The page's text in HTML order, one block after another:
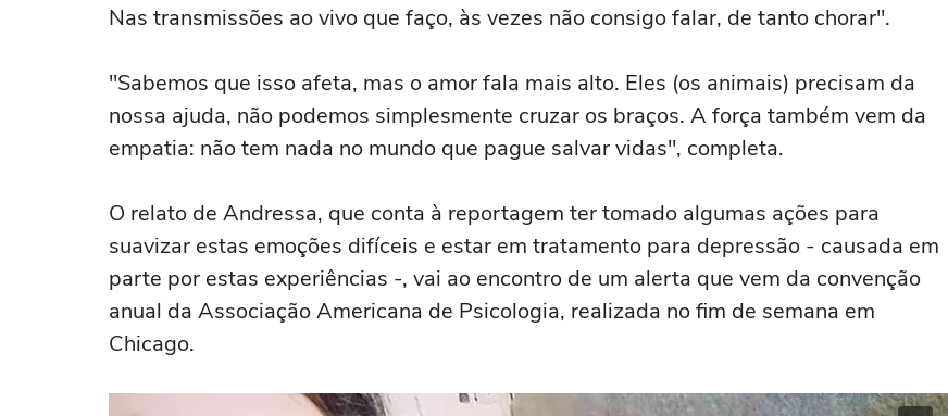
Nas transmissões ao vivo que faço, às vezes não consigo falar, de tanto chorar".
"Sabemos que isso afeta, mas o amor fala mais alto. Eles (os animais) precisam da
nossa ajuda, não podemos simplesmente cruzar os braços. A força também vem da
empatia: não tem nada no mundo que pague salvar vidas", completa.
O relato de Andressa, que conta à reportagem ter tomado algumas ações para
suavizar estas emoções difíceis e estar em tratamento para depressão - causada em
parte por estas experiências -, vai ao encontro de um alerta que vem da convenção
anual da Associação Americana de Psicologia, realizada no fim de semana em
Chicago.